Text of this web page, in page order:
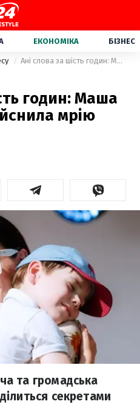
ЕКОНОМІКА БІЗНЕС
Ані слова за шість годин: Маша Єфросиніна здійснила мрію сина
годин: Маша
мрію
та громадська
секретами